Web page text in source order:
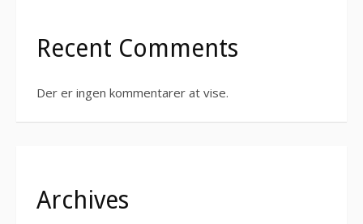
Recent Comments
Der er ingen kommentarer at vise.
Archives